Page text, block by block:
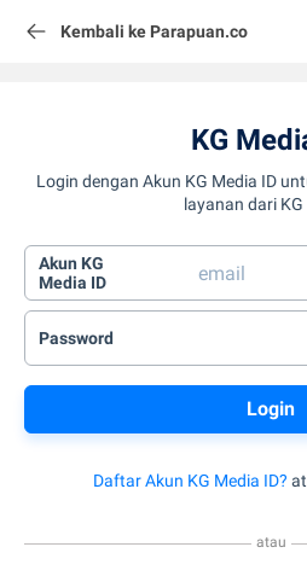
Kembali ke Parapuan.co
KG
Login dengan Akun KG Media ID
layanan dari KG
Akun KG
Media ID
Password
Daftar Akun KG Media ID?
atau